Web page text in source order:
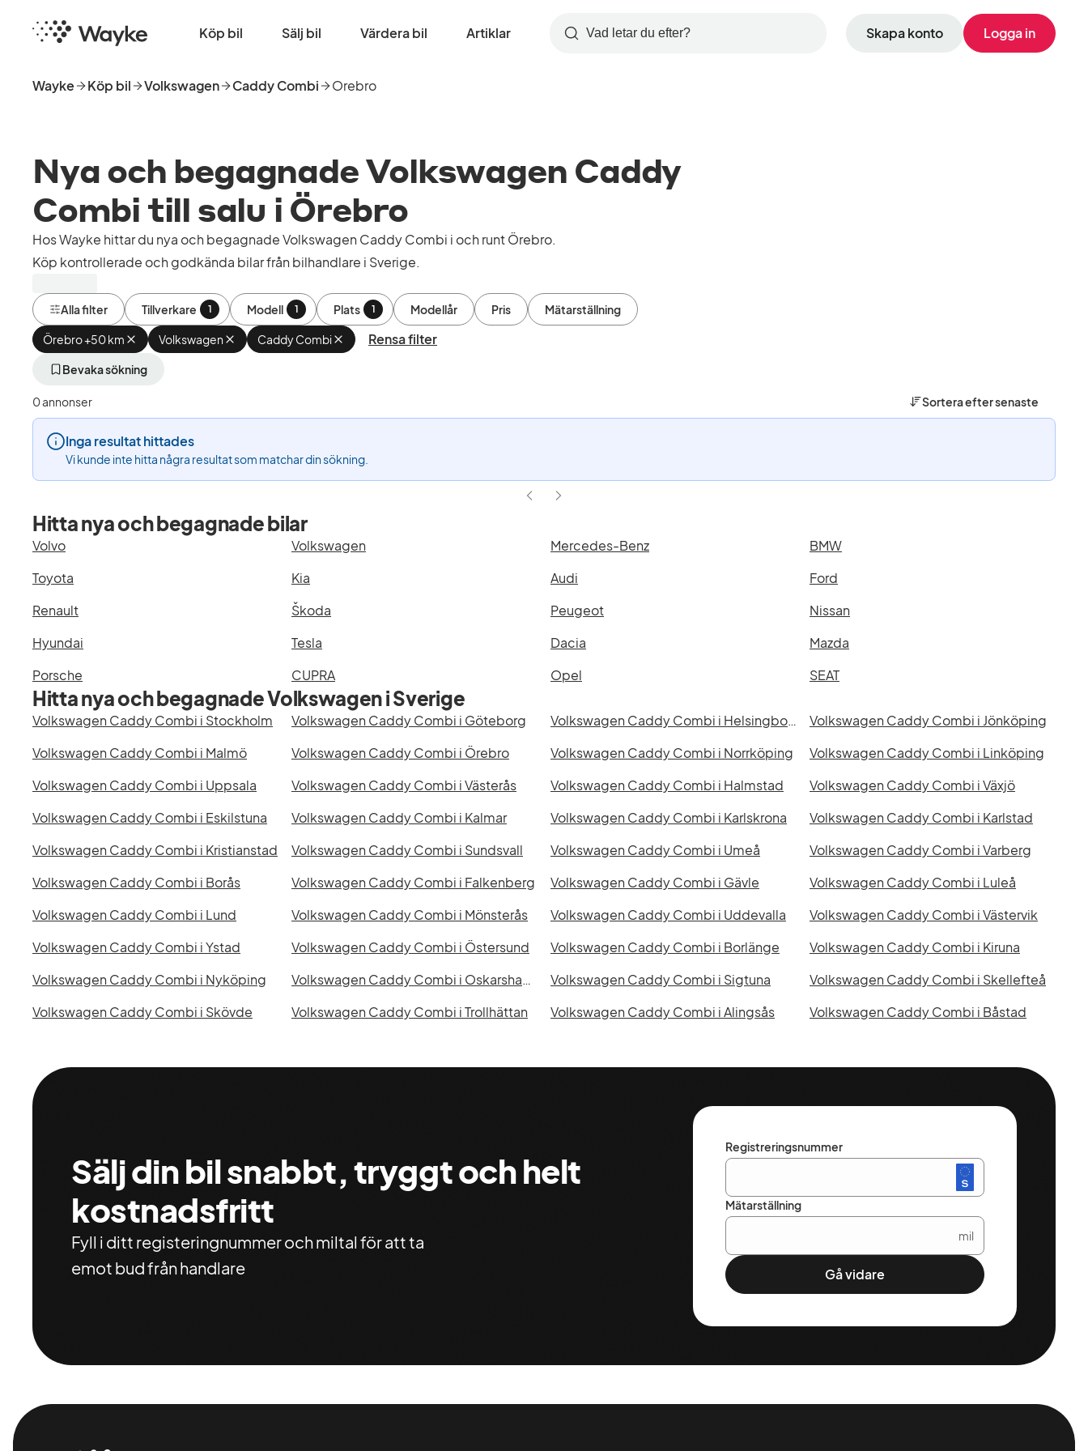
huvudinnehåll
Startsida Köp bil Sälj bil Värdera bil Artiklar Skapa konto Logga in
Sök
Wayke Köp bil Volkswagen Caddy Combi Orebro
Nya och begagnade Volkswagen Caddy
Combi till salu i Örebro
Hos Wayke hittar du nya och begagnade Volkswagen Caddy Combi i och runt Örebro.
Köp kontrollerade och godkända bilar från bilhandlare i Sverige.
Alla filter Tillverkare 1 Modell 1 Plats 1 Modellår Pris Mätarställning
Örebro +50 km Ta
bort
aktivt
(Plats)
Volkswagen Ta
bort
Caddy Combi Ta
bort
Rensa filter
Bevaka sökning
0 annonser Sortera eftersenaste
Inga resultat hittades
Vi kunde inte hitta några resultat som matchar din sökning.
Hitta nya och begagnade bilar
Volvo Volkswagen Mercedes-Benz
BMW
Toyota
Kia Audi
Ford
Renault
Škoda Peugeot
Nissan
Hyundai
Tesla Dacia
Mazda
Porsche
CUPRA Opel SEAT
Hitta nya och begagnade Volkswagen i Sverige
Volkswagen Caddy Combi i Stockholm Volkswagen Caddy Combi i Göteborg Volkswagen Caddy Combi i Helsingborg
Volkswagen Caddy Combi i Jönköping
Volkswagen Caddy Combi i Malmö
Volkswagen Caddy Combi i Örebro Volkswagen Caddy Combi i Norrköping
Volkswagen Caddy Combi i Linköping
Volkswagen Caddy Combi i Uppsala
Volkswagen Caddy Combi i Västerås Volkswagen Caddy Combi i Halmstad
Volkswagen Caddy Combi i Växjö
Volkswagen Caddy Combi i Eskilstuna
Volkswagen Caddy Combi i Kalmar Volkswagen Caddy Combi i Karlskrona
Volkswagen Caddy Combi i Karlstad
Volkswagen Caddy Combi i Kristianstad
Volkswagen Caddy Combi i Sundsvall Volkswagen Caddy Combi i Umeå
Volkswagen Caddy Combi i Varberg
Volkswagen Caddy Combi i Borås
Volkswagen Caddy Combi i Falkenberg Volkswagen Caddy Combi i Gävle
Volkswagen Caddy Combi i Luleå
Volkswagen Caddy Combi i Lund
Volkswagen Caddy Combi i Mönsterås Volkswagen Caddy Combi i Uddevalla
Volkswagen Caddy Combi i Västervik
Volkswagen Caddy Combi i Ystad
Volkswagen Caddy Combi i Östersund Volkswagen Caddy Combi i Borlänge
Volkswagen Caddy Combi i Kiruna
Volkswagen Caddy Combi i Nyköping
Volkswagen Caddy Combi i Oskarshamn Volkswagen Caddy Combi i Sigtuna
Volkswagen Caddy Combi i Skellefteå
Volkswagen Caddy Combi i Skövde
Volkswagen Caddy Combi i Trollhättan Volkswagen Caddy Combi i Alingsås Volkswagen Caddy Combi i Båstad
Sälj din bil snabbt, tryggt och helt
kostnadsfritt
Fyll i ditt registeringnummer och miltal för att ta
emot bud från handlare
Registreringsnummer
Mätarställning
mil
Gå vidare